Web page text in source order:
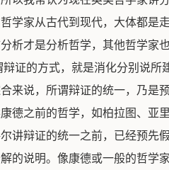
学家从古代到现代，大体都
析才是分析哲学，其他哲学
证的方式，就是消化分别说
来说，所谓辩证的统一，乃是
德之前的哲学，如柏拉图、
讲辩证的统一之前，已经预
的说明。像康德或一般的哲